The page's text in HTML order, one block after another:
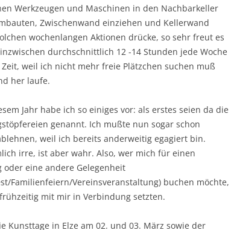
Werkzeugen und Maschinen in den Nachbarkeller
Zwischenwand einziehen und Kellerwand
wochenlangen Aktionen drücke, so sehr freut es
durchschnittlich 12 -14 Stunden jede Woche
weil ich nicht mehr freie Plätzchen suchen muß
her laufe.
Jahr habe ich so einiges vor: als erstes seien da die
genannt. Ich mußte nun sogar schon
weil ich bereits anderweitig egagiert bin.
irre, ist aber wahr. Also, wer mich für einen
oder eine andere Gelegenheit
Familienfeiern/Vereinsveranstaltung) buchen möchte,
mit mir in Verbindung setzten.
Kunsttage in Elze am 02. und 03. März sowie der